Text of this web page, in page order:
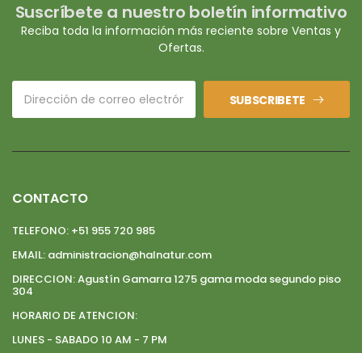
Suscríbete a nuestro boletín informativo
Reciba toda la información más reciente sobre Ventas y
Ofertas.
SUBSCRIBETE
CONTACTO
TELEFONO: +51 955 720 985
EMAIL: administracion@halnatur.com
DIRECCION:Agustín Gamarra 1275 gama moda segundo piso
304
HORARIO DE ATENCION:
LUNES - SABADO 10 AM - 7 PM